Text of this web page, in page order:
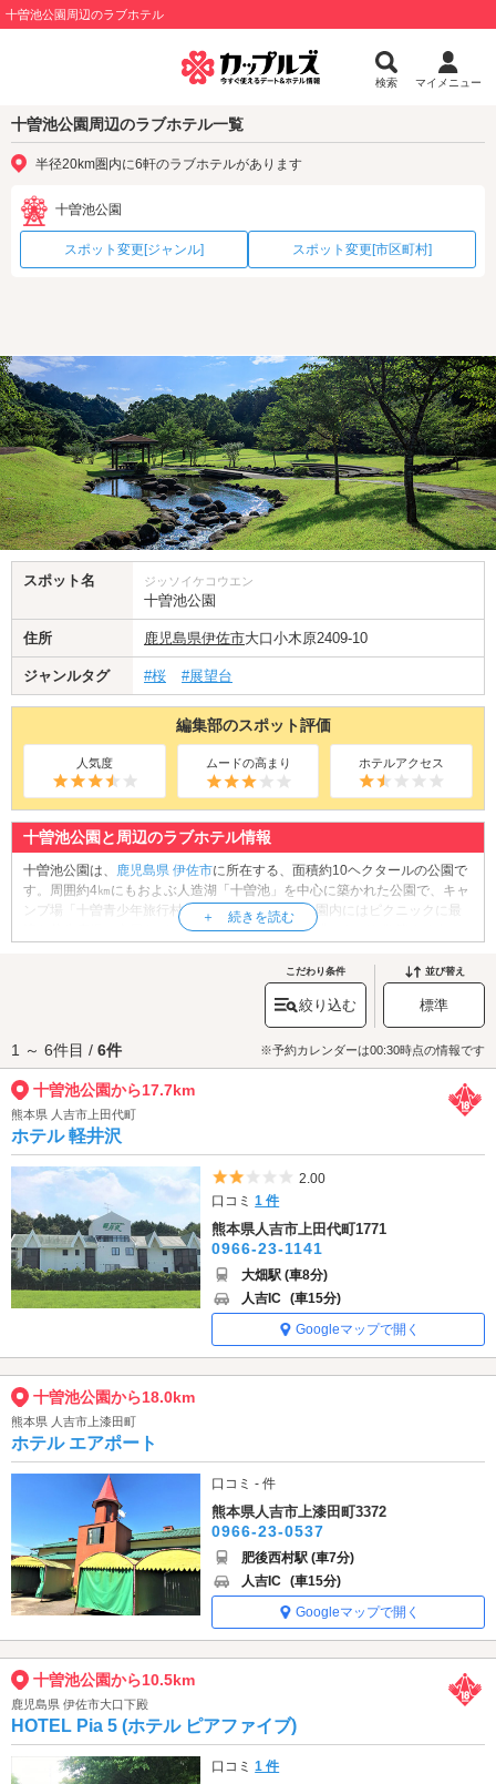
十曽池公園周辺のラブホテル
検索 マイメニュー
十曽池公園周辺のラブホテル一覧
半径20km圏内に6軒のラブホテルがあります
十曽池公園
スポット変更[ジャンル] スポット変更[市区町村]
スポット名 ジッソイケコウエン
十曽池公園
住所 鹿児島県伊佐市大口小木原2409-10
ジャンルタグ #桜 #展望台
編集部のスポット評価
人気度 ムードの高まり ホテルアクセス
十曽池公園と周辺のラブホテル情報
十曽池公園は、 鹿児島県 伊佐市に所在する、面積約10ヘクタールの公園で
す。周囲約4㎞にもおよぶ人造湖「十曽池」を中心に築かれた公園で、キャ
ンプ場「十曽青少年旅行村」に隣接しています。園内にはピクニックに最
適な芝生広場、東屋などが整備されており、池を眺めながら散策する人々
栽されたカイドウの花が見頃を迎え、お花見を楽しむこともできます。晴
れた日は十曽池公園へ出かけてみませんか？
伊佐エリアのラブホテルからもアクセスが便利です。
こだわり条件
絞り込む
並び替え
標準
1 ～ 6件目 / 6件 ※予約カレンダーは00:30時点の情報です
十曽池公園から17.7km
熊本県 人吉市上田代町
ホテル 軽井沢
5つ星のうち2
2.00
口コミ1 件
熊本県人吉市上田代町1771
0966-23-1141
大畑駅 (車8分)
人吉IC (車15分)
Googleマップで開く
十曽池公園から18.0km
熊本県 人吉市上漆田町
ホテル エアポート
口コミ - 件
熊本県人吉市上漆田町3372
0966-23-0537
肥後西村駅 (車7分)
人吉IC (車15分)
Googleマップで開く
十曽池公園から10.5km
鹿児島県 伊佐市大口下殿
HOTEL Pia 5 (ホテル ピアファイブ)
口コミ1 件